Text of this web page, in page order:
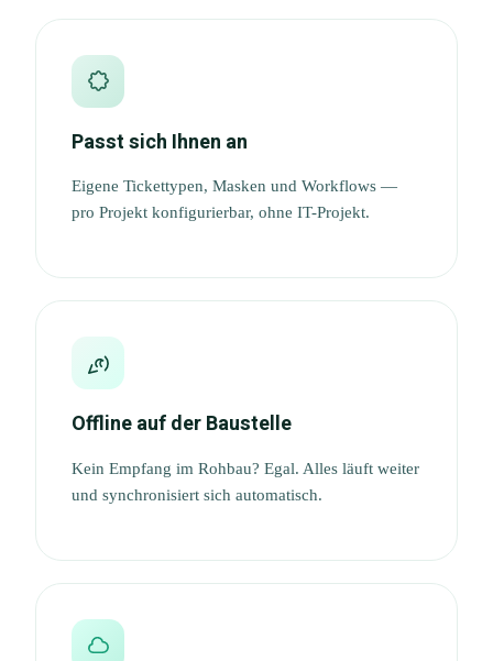
Passt sich Ihnen an
Eigene Tickettypen, Masken und Workflows —
pro Projekt konfigurierbar, ohne IT-Projekt.
Offline auf der Baustelle
Kein Empfang im Rohbau? Egal. Alles läuft weiter
und synchronisiert sich automatisch.